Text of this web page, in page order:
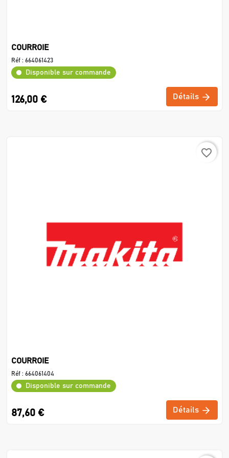
COURROIE
Réf : 664061423
Disponible sur commande
126,00 € Détails
favorite_border
COURROIE
Réf : 664061404
Disponible sur commande
87,60 € Détails